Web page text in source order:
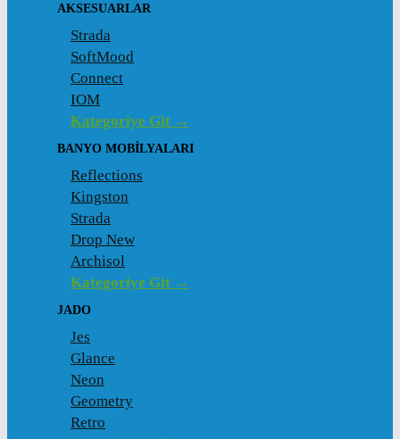
AKSESUARLAR
Strada
SoftMood
Connect
IOM
Kategoriye Git →
BANYO MOBILYALARI
Reflections
Kingston
Strada
Drop New
Archisol
Kategoriye Git →
JADO
Jes
Glance
Neon
Geometry
Retro